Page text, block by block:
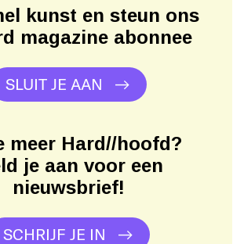
kunst en steun ons
magazine abonnee
SLUIT JE AAN
meer Hard//hoofd?
je aan voor een
nieuwsbrief!
SCHRIJF JE IN